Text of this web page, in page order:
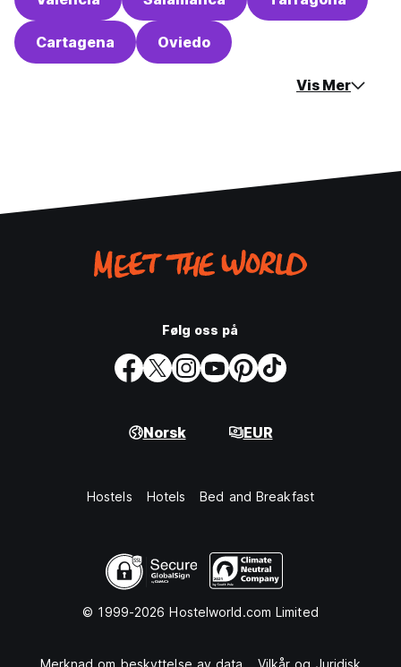
Cartagena Oviedo
Vis Mer
Følg oss på
Norsk EUR
Hostels Hotels Bed and Breakfast
© 1999-2026 Hostelworld.com Limited
Merknad om beskyttelse av data Vilkår og Juridisk